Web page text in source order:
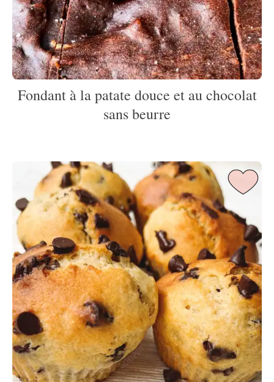
Fondant à la patate douce et au chocolat
sans beurre